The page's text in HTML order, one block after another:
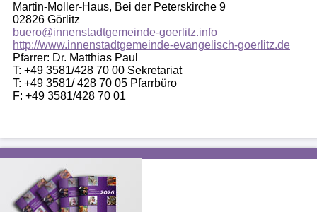
Martin-Moller-Haus, Bei der Peterskirche 9
02826 Görlitz
buero@innenstadtgemeinde-goerlitz.info
http://www.innenstadtgemeinde-evangelisch-goerlitz.de
Pfarrer: Dr. Matthias Paul
T: +49 3581/428 70 00 Sekretariat
T: +49 3581/ 428 70 05 Pfarrbüro
F: +49 3581/428 70 01